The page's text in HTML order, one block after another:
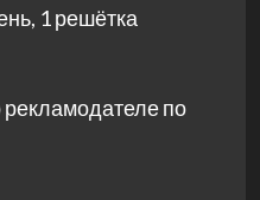
1 решётка
по